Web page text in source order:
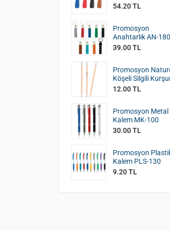
54.20 TL
Promosyon
Anahtarlık AN-180
39.00 TL
Promosyon
Köşeli Silgili
Kalem KK-390
12.00 TL
Promosyon Metal
Kalem MK-100
30.00 TL
Promosyon
Kalem PLS-130
9.20 TL